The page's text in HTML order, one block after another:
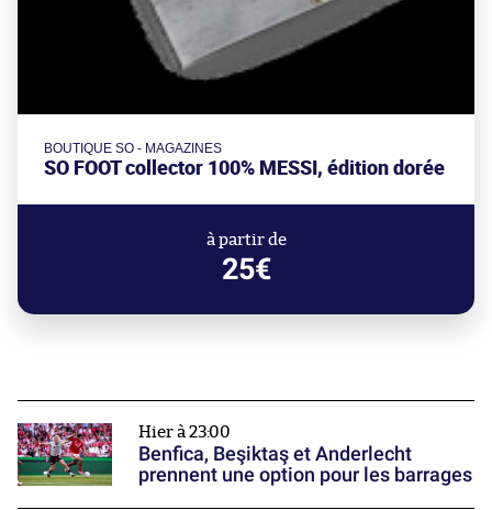
BOUTIQUE SO - MAGAZINES
SO FOOT collector 100% MESSI, édition dorée
à partir de
25€
Hier à 23:00
Benfica, Beşiktaş et Anderlecht
prennent une option pour les barrages